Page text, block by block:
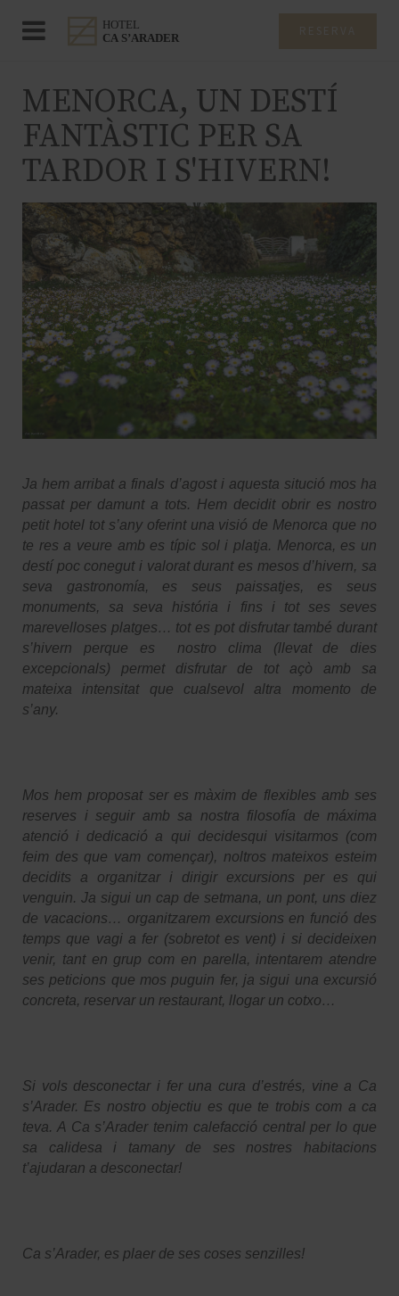
MENORCA, UN DESTÍ
FANTÀSTIC PER SA
TARDOR I S'HIVERN!
Ja hem arribat a finals d’agost i aquesta situció mos ha
passat per damunt a tots. Hem decidit obrir es nostro
petit hotel tot s’any oferint una visió de Menorca que no
te res a veure amb es típic sol i platja. Menorca, es un
destí poc conegut i valorat durant es mesos d’hivern, sa
seva gastronomía, es seus paissatjes, es seus
monuments, sa seva história i fins i tot ses seves
marevelloses platges… tot es pot disfrutar també durant
s’hivern perque es nostro clima (llevat de dies
excepcionals) permet disfrutar de tot açò amb sa
mateixa intensitat que cualsevol altra momento de
s’any.
Mos hem proposat ser es màxim de flexibles amb ses
reserves i seguir amb sa nostra filosofía de máxima
atenció i dedicació a qui decidesqui visitarmos (com
feim des que vam començar), noltros mateixos esteim
decidits a organitzar i dirigir excursions per es qui
venguin. Ja sigui un cap de setmana, un pont, uns diez
de vacacions… organitzarem excursions en funció des
temps que vagi a fer (sobretot es vent) i si decideixen
venir, tant en grup com en parella, intentarem atendre
ses peticions que mos puguin fer, ja sigui una excursió
concreta, reservar un restaurant, llogar un cotxo…
Si vols desconectar i fer una cura d’estrés, vine a Ca
s’Arader. Es nostro objectiu es que te trobis com a ca
teva. A Ca s’Arader tenim calefacció central per lo que
sa calidesa i tamany de ses nostres habitacions
t’ajudaran a desconectar!
Ca s’Arader, es plaer de ses coses senzilles!